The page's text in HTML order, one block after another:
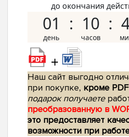
до окончания
01 10
+
Наш сайт выгодно
при покупке, кроме
подарок получаете
преобразованную в
это предоставляет
возможности при